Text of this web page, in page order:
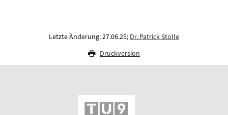
Letzte Änderung: 27.06.25; Dr. Patrick Stolle
Druckversion